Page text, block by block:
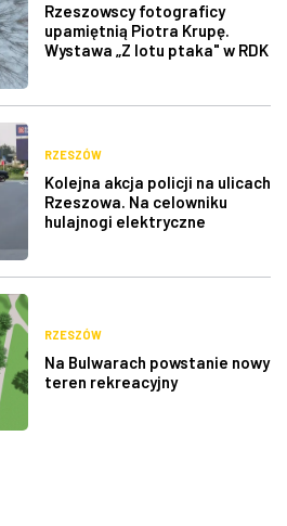
Rzeszowscy fotograficy
upamiętnią Piotra Krupę.
Wystawa „Z lotu ptaka" w RDK
RZESZÓW
Kolejna akcja policji na ulicach
Rzeszowa. Na celowniku
hulajnogi elektryczne
RZESZÓW
Na Bulwarach powstanie nowy
teren rekreacyjny